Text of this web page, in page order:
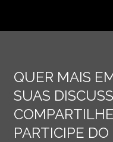
QUER MAIS
SUAS
PARTICIPE